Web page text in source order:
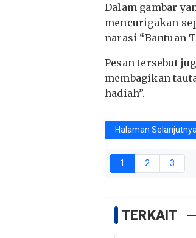
Dalam gambar
mencurigakan
narasi “Bantuan
Pesan tersebut
membagikan
hadiah”.
Halaman Selanjutnya
1 2 3
TERKAIT